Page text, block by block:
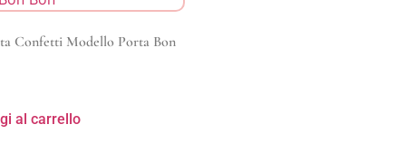
Confetti Modello Porta Bon
al carrello